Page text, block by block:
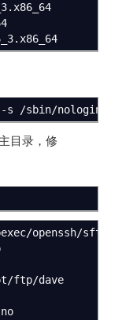
-s /sbin/nologin
目录，修
/openssh/sftp
/ftp/dave